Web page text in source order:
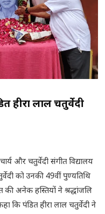
हीरा लाल चतुर्वेदी
और चतुर्वेदी संगीत विद्यालय
को उनकी 49वीं पुण्यतिथि
अनेक हस्तियों ने श्रद्धांजलि
कि पंडित हीरा लाल चतुर्वेदी ने